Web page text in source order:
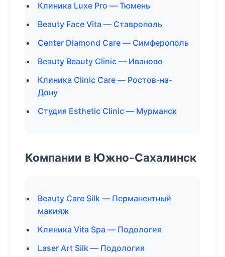
Клиника Luxe Pro — Тюмень
Beauty Face Vita — Ставрополь
Center Diamond Care — Симферополь
Beauty Beauty Clinic — Иваново
Клиника Clinic Care — Ростов-на-
Дону
Студия Esthetic Clinic — Мурманск
Компании в Южно-Сахалинск
Beauty Care Silk — Перманентный
макияж
Клиника Vita Spa — Подология
Laser Art Silk — Подология